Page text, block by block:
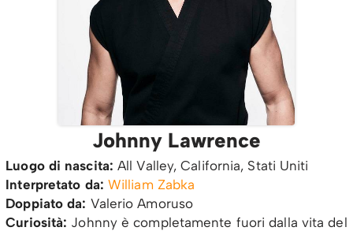
Johnny Lawrence
Luogo di nascita:All Valley, California, Stati Uniti
Interpretato da: William Zabka
Doppiato da: Valerio Amoruso
Curiosità: Johnny è completamente fuori dalla vita del